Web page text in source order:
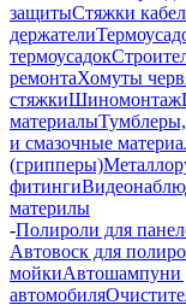
защитыСтяжки
держатели
термоусадок
ремонтаХомуты
стяжкиШиномонтаж
материалы
и смазочные
(грипперы)
фитинги
материлы
-Полироли для
Автовоск для
мойкиАвтошампуни
автомобиля